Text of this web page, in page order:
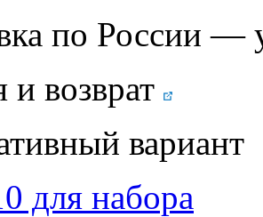
по России —
и возврат
вариант
для набора